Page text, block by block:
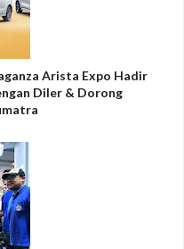
Arista Expo Hadir
Diler & Dorong